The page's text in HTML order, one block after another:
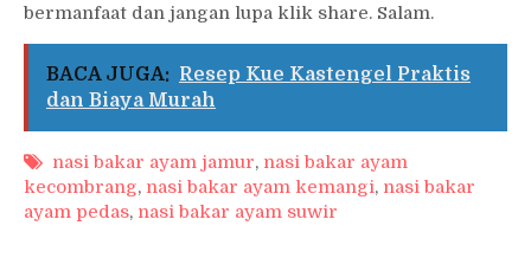
bermanfaat dan jangan lupa klik share. Salam.
BACA JUGA: Resep Kue Kastengel Praktis
dan Biaya Murah
nasi bakar ayam jamur, nasi bakar ayam
kecombrang, nasi bakar ayam kemangi, nasi bakar
ayam pedas, nasi bakar ayam suwir